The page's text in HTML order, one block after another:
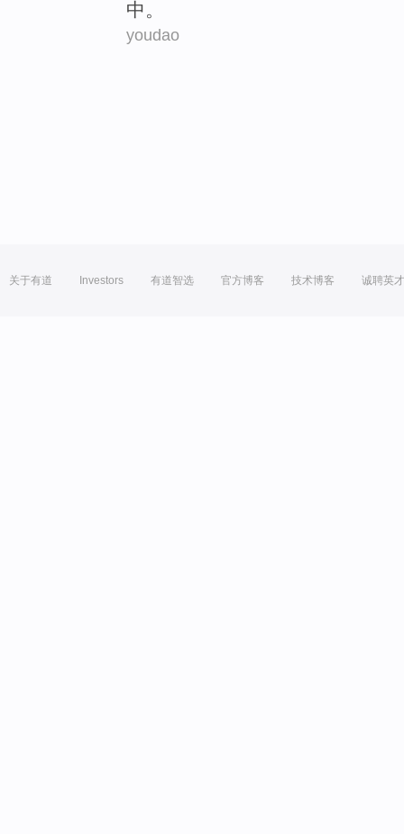
中。
youdao
关于有道 Investors 有道智选 官方博客 技术博客 诚聘英才